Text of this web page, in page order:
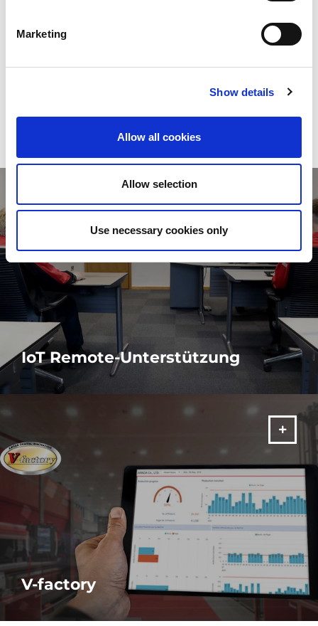
Marketing
Show details
Allow all cookies
Allow selection
Use necessary cookies only
IoT Remote-Unterstützung
Vorausschauender und präventiver Remoteservice ist der
Schlüssel zur Minimierung von Ausfallzeiten und deren
V-factory
Überwachen Sie die Leistung Ihrer Maschinen JEDERZEIT und
ÜBERALL und treffen Sie Entscheidungen in Echtzeit anhand